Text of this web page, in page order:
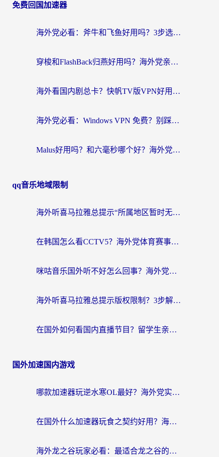
免费回国加速器
海外党必看：斧牛和飞鱼好用吗？3步选对回国加速器，无缝刷剧玩国服
穿梭和FlashBack归燕好用吗？海外党亲测3款热门回国加速器，教你选对不踩坑
海外看国内剧总卡？快帆TV版VPN好用吗？和快滚VPN对比哪个回国效果更好？
海外党必看：Windows VPN 免费？别踩坑！教你选对好用的国内加速器无缝回国
Malus好用吗？和六毫秒哪个好？海外党选回国加速器的避坑指南
qq音乐地域限制
海外听喜马拉雅总提示“所属地区暂时无版权”？这个限制解除方法亲测有效！
在韩国怎么看CCTV5？海外党体育赛事+中文解说观看终极指南
咪咕音乐国外听不好怎么回事？海外党听歌自由的终极解决方案来了
海外听喜马拉雅总提示版权限制？3步解决+2个音乐平台问题全攻略
在国外如何看国内直播节目？留学生亲测有效的追剧加速指南
国外加速国内游戏
哪款加速器玩逆水寒OL最好？海外党实测后的终极选择指南
在国外什么加速器玩食之契约好用？海外党亲测有效的国服游戏加速指南
海外龙之谷玩家必看：最适合龙之谷的加速器，解决延迟卡顿还能畅玩幻书启示录和梦幻西游？